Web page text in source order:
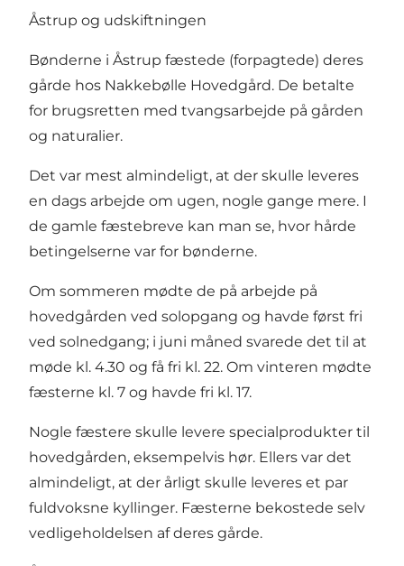
Åstrup og udskiftningen
Bønderne i Åstrup fæstede (forpagtede) deres
gårde hos Nakkebølle Hovedgård. De betalte
for brugsretten med tvangsarbejde på gården
og naturalier.
Det var mest almindeligt, at der skulle leveres
en dags arbejde om ugen, nogle gange mere. I
de gamle fæstebreve kan man se, hvor hårde
betingelserne var for bønderne.
Om sommeren mødte de på arbejde på
hovedgården ved solopgang og havde først fri
ved solnedgang; i juni måned svarede det til at
møde kl. 4.30 og få fri kl. 22. Om vinteren mødte
fæsterne kl. 7 og havde fri kl. 17.
Nogle fæstere skulle levere specialprodukter til
hovedgården, eksempelvis hør. Ellers var det
almindeligt, at der årligt skulle leveres et par
fuldvoksne kyllinger. Fæsterne bekostede selv
vedligeholdelsen af deres gårde.